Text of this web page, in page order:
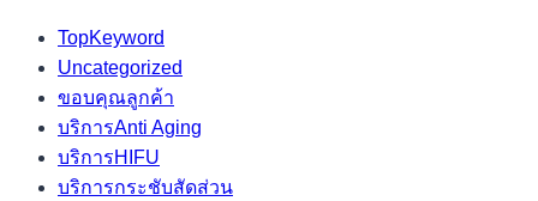
TopKeyword
Uncategorized
ขอบคุณลูกค้า
บริการAnti Aging
บริการHIFU
บริการกระชับสัดส่วน